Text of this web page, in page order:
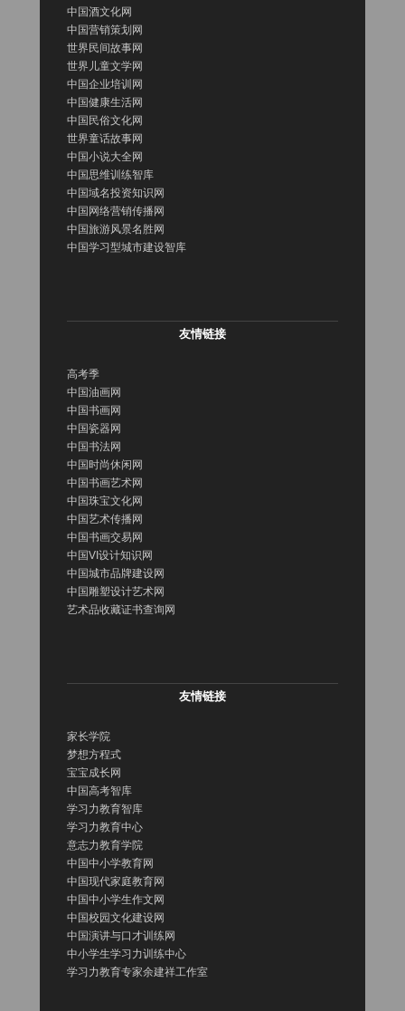
中国酒文化网
中国营销策划网
世界民间故事网
世界儿童文学网
中国企业培训网
中国健康生活网
中国民俗文化网
世界童话故事网
中国小说大全网
中国思维训练智库
中国域名投资知识网
中国网络营销传播网
中国旅游风景名胜网
中国学习型城市建设智库
友情链接
高考季
中国油画网
中国书画网
中国瓷器网
中国书法网
中国时尚休闲网
中国书画艺术网
中国珠宝文化网
中国艺术传播网
中国书画交易网
中国VI设计知识网
中国城市品牌建设网
中国雕塑设计艺术网
艺术品收藏证书查询网
友情链接
家长学院
梦想方程式
宝宝成长网
中国高考智库
学习力教育智库
学习力教育中心
意志力教育学院
中国中小学教育网
中国现代家庭教育网
中国中小学生作文网
中国校园文化建设网
中国演讲与口才训练网
中小学生学习力训练中心
学习力教育专家余建祥工作室